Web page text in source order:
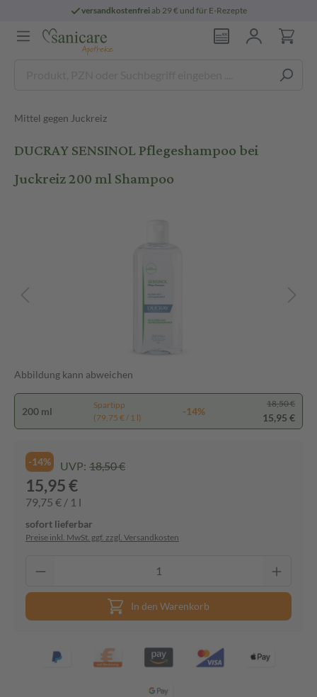
versandkostenfreiab 29 € und für E-Rezepte
Mittel gegen Juckreiz
DUCRAY SENSINOL Pflegeshampoo bei
Juckreiz 200 ml Shampoo
Abbildung kann abweichen
200 ml
Spartipp
(79,75 € / 1 l)
-14%
18,50 €
15,95 €
-14% UVP: 18,50 €
15,95 €
79,75 € / 1 l
sofort lieferbar
Preise inkl. MwSt. ggf. zzgl. Versandkosten
In den Warenkorb